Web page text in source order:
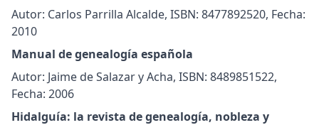
Autor: Carlos Parrilla Alcalde, ISBN: 8477892520, Fecha:
2010
Manual de genealogía española
Autor: Jaime de Salazar y Acha, ISBN: 8489851522,
Fecha: 2006
Hidalguía: la revista de genealogía, nobleza y